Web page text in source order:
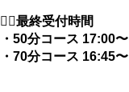
💁‍♀️最終受付時間
・50分コース 17:00〜
・70分コース 16:45〜